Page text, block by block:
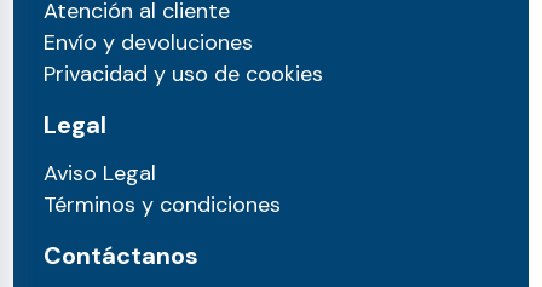
Atención al cliente
Envío y devoluciones
Privacidad y uso de cookies
Legal
Aviso Legal
Términos y condiciones
Contáctanos